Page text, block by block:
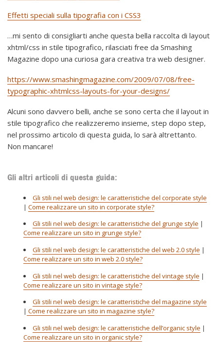
Effetti speciali sulla tipografia con i CSS3
…mi sento di consigliarti anche questa bella raccolta di layout
xhtml/css in stile tipografico, rilasciati free da Smashing
Magazine dopo una curiosa gara creativa tra web designer.
https://www.smashingmagazine.com/2009/07/08/free-
typographic-xhtmlcss-layouts-for-your-designs/
Alcuni sono davvero belli, anche se sono certa che il layout in
stile tipografico che realizzeremo insieme, step dopo step,
nel prossimo articolo di questa guida, lo sarà altrettanto.
Non mancare!
Gli altri articoli di questa guida:
Gli stili nel web design: le caratteristiche del corporate style
| Come realizzare un sito in corporate style?
Gli stili nel web design: le caratteristiche del grunge style |
Come realizzare un sito in grunge style?
Gli stili nel web design: le caratteristiche del web 2.0 style |
Come realizzare un sito in web 2.0 style?
Gli stili nel web design: le caratteristiche del vintage style |
Come realizzare un sito in vintage style?
Gli stili nel web design: le caratteristiche del magazine style
| Come realizzare un sito in magazine style?
Gli stili nel web design: le caratteristiche dell’organic style |
Come realizzare un sito in organic style?